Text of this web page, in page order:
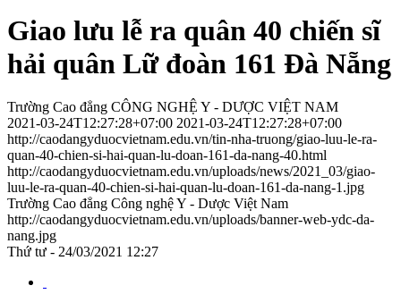
Giao lưu lễ ra quân 40 chiến sĩ
hải quân Lữ đoàn 161 Đà Nẵng
Trường Cao đẳng CÔNG NGHỆ Y - DƯỢC VIỆT NAM
2021-03-24T12:27:28+07:00 2021-03-24T12:27:28+07:00
http://caodangyduocvietnam.edu.vn/tin-nha-truong/giao-luu-le-ra-
quan-40-chien-si-hai-quan-lu-doan-161-da-nang-40.html
http://caodangyduocvietnam.edu.vn/uploads/news/2021_03/giao-
luu-le-ra-quan-40-chien-si-hai-quan-lu-doan-161-da-nang-1.jpg
Trường Cao đẳng Công nghệ Y - Dược Việt Nam
http://caodangyduocvietnam.edu.vn/uploads/banner-web-ydc-da-
nang.jpg
Thứ tư - 24/03/2021 12:27